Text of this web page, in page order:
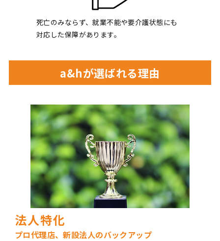
死亡のみならず、就業不能や要介護状態にも
対応した保障があります。
a&hが選ばれる理由
法人特化
プロ代理店、新設法人のバックアップ